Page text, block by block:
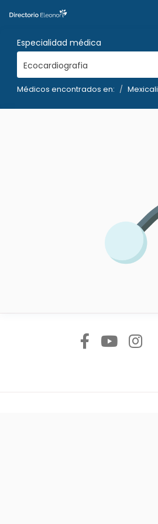
Especialidad médica
Ecocardiografia
Médicos encontrados en: Mexicali